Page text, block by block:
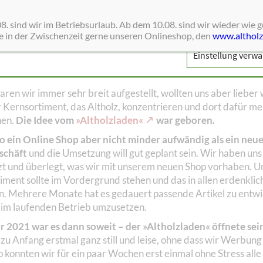
Schriftbalken, gesägtes Eichenholz und noch vieles
Nicht nur Altholz gab es über die Jahre bei uns zu kaufen,
regelmäßig mit nach Hause gebracht und in unserem
wir immer sehr breit aufgestellt, wollten uns aber lieber
Kernsortiment, das Altholz, konzentrieren und dort dafür
Die Idee vom»Altholzladen«
war geboren.
ein Online Shop aber nicht minder aufwändig als ein
und die Umsetzung will gut geplant sein. Wir haben
und überlegt, was wir mit unserem neuen Shop vorhaben.
sollte im Vordergrund stehen und das in allen
Mehrere Monate hat es gedauert passende Artikel zu
laufenden Betrieb umzusetzen.
2021 war es dann soweit – der »Altholzladen« öffnete
zu Anfang erstmal ganz still und leise, ohne dass wir
konnten wir für ein paar Wochen erst einmal ohne Stress
sind wir im Betriebsurlaub. Ab dem 10.08. sind wir wieder wie
in der Zwischenzeit gerne unseren Onlineshop, den
Dienste wie Schriften, Blätterkataloge, Social-Media und
Einstellung